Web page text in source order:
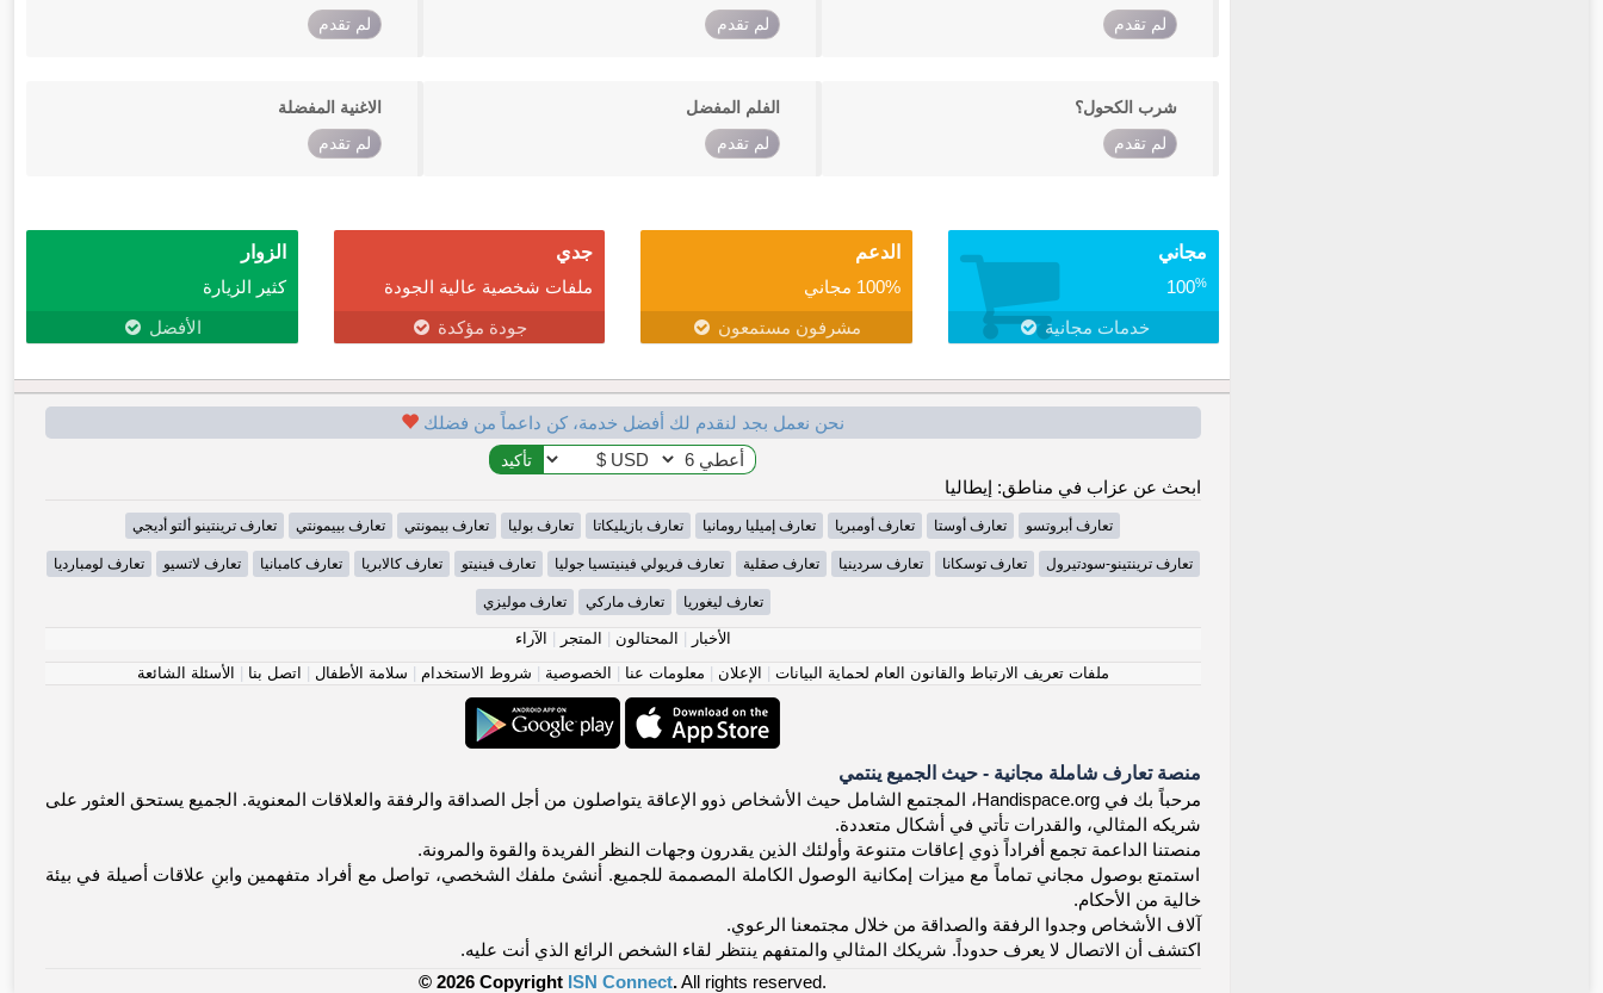
لم تقدم لم تقدم لم تقدم
شرب الكحول؟
لم تقدم
الفلم المفضل
لم تقدم
الاغنية المفضلة
لم تقدم
مجاني
100%
خدمات مجانية
الدعم
100% مجاني
مشرفون مستمعون
جدي
ملفات شخصية عالية الجودة
جودة مؤكدة
الزوار
كثير الزيارة
الأفضل
نحن نعمل بجد لنقدم لك أفضل خدمة، كن داعماً من فضلك
ابحث عن عزاب في مناطق: إيطاليا
تعارف أبروتسو تعارف أوستا تعارف أومبريا تعارف إميليا رومانيا تعارف بازيليكاتا تعارف بوليا تعارف بيمونتي تعارف بييمونتي تعارف ترينتينو ألتو أديجي
تعارف ترينتينو-سودتيرول تعارف توسكانا تعارف سردينيا تعارف صقلية تعارف فريولي فينيتسيا جوليا تعارف فينيتو تعارف كالابريا تعارف كامبانيا تعارف لاتسيو تعارف لومبارديا
تعارف ليغوريا تعارف ماركي تعارف موليزي
الأخبار المحتالون المتجر
الآراء
ملفات تعريف الارتباط والقانون العام لحماية البيانات
الإعلان معلومات عنا الخصوصية شروط الاستخدام سلامة الأطفال اتصل بنا الأسئلة الشائعة
منصة تعارف شاملة مجانية - حيث الجميع ينتمي
مرحباً بك في Handispace.org، المجتمع الشامل حيث الأشخاص ذوو الإعاقة يتواصلون من أجل الصداقة والرفقة والعلاقات المعنوية. الجميع يستحق العثور على
شريكه المثالي، والقدرات تأتي في أشكال متعددة.
منصتنا الداعمة تجمع أفراداً ذوي إعاقات متنوعة وأولئك الذين يقدرون وجهات النظر الفريدة والقوة والمرونة.
استمتع بوصول مجاني تماماً مع ميزات إمكانية الوصول الكاملة المصممة للجميع. أنشئ ملفك الشخصي، تواصل مع أفراد متفهمين وابنِ علاقات أصيلة في بيئة
خالية من الأحكام.
آلاف الأشخاص وجدوا الرفقة والصداقة من خلال مجتمعنا الرعوي.
اكتشف أن الاتصال لا يعرف حدوداً. شريكك المثالي والمتفهم ينتظر لقاء الشخص الرائع الذي أنت عليه.
© 2026 Copyright ISN Connect.All rights reserved.